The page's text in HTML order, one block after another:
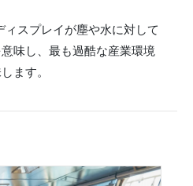
スプレイが塵や水に対して
味し、最も過酷な産業環境
ます。